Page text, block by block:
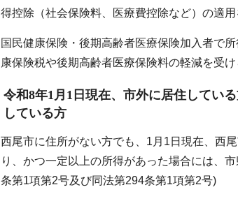
得控除（社会保険料、医療費控除など）の適
国民健康保険・後期高齢者医療保険加入者で
康保険税や後期高齢者医療保険料の軽減を受
令和8年1月1日現在、市外に居住してい
している方
西尾市に住所がない方でも、1月1日現在、西
り、かつ一定以上の所得があった場合には、
条第1項第2号及び同法第294条第1項第2号)